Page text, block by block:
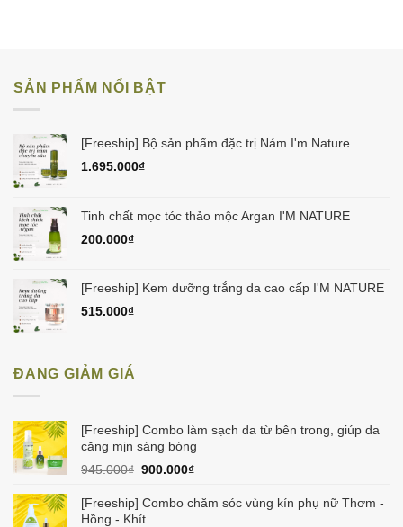
SẢN PHẨM NỔI BẬT
[Freeship] Bộ sản phẩm đặc trị Nám I'm Nature
1.695.000₫
Tinh chất mọc tóc thảo mộc Argan I'M NATURE
200.000₫
[Freeship] Kem dưỡng trắng da cao cấp I'M NATURE
515.000₫
ĐANG GIẢM GIÁ
[Freeship] Combo làm sạch da từ bên trong, giúp da
căng mịn sáng bóng
945.000₫ Giá
là:
945.000₫.
900.000₫Giá
tại
[Freeship] Combo chăm sóc vùng kín phụ nữ Thơm -
Hồng - Khít